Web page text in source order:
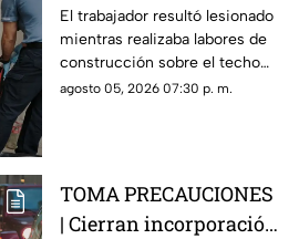
mientras trabajaba en
una azotea de San José
Buenavista
El trabajador resultó lesionado
mientras realizaba labores de
construcción sobre el techo
de una vivienda y tuvo que
agosto 05, 2026 07:30 p. m.
TOMA PRECAUCIONES
| Cierran incorporación